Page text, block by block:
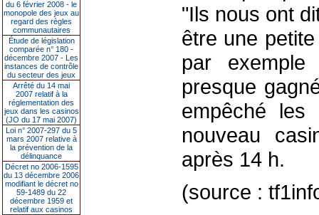
du 6 février 2008 - le
monopole des jeux au
regard des règles
communautaires
Étude de législation
comparée n° 180 -
décembre 2007 - Les
instances de contrôle
du secteur des jeux
Arrêté du 14 mai
2007 relatif à la
réglementation des
jeux dans les casinos
(JO du 17 mai 2007)
Loi n° 2007-297 du 5
mars 2007 relative à
la prévention de la
délinquance
Décret no 2006-1595
du 13 décembre 2006
modifiant le décret no
59-1489 du 22
décembre 1959 et
relatif aux casinos
"Ils nous ont
être une
par
presque
empêché
nouveau
après 14 h.
(source :